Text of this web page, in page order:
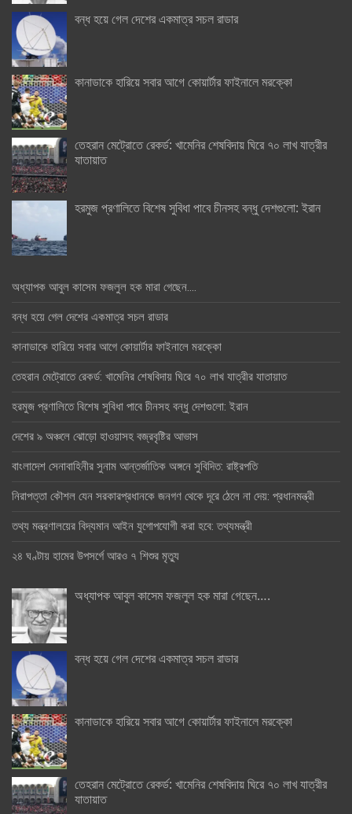
বন্ধ হয়ে গেল দেশের একমাত্র সচল রাডার
কানাডাকে হারিয়ে সবার আগে কোয়ার্টার ফাইনালে মরক্কো
তেহরান মেট্রোতে রেকর্ড: খামেনির শেষবিদায় ঘিরে ৭০ লাখ যাত্রীর
যাতায়াত
হরমুজ প্রণালিতে বিশেষ সুবিধা পাবে চীনসহ বন্ধু দেশগুলো: ইরান
অধ্যাপক আবুল কাসেম ফজলুল হক মারা গেছেন….
বন্ধ হয়ে গেল দেশের একমাত্র সচল রাডার
কানাডাকে হারিয়ে সবার আগে কোয়ার্টার ফাইনালে মরক্কো
তেহরান মেট্রোতে রেকর্ড: খামেনির শেষবিদায় ঘিরে ৭০ লাখ যাত্রীর যাতায়াত
হরমুজ প্রণালিতে বিশেষ সুবিধা পাবে চীনসহ বন্ধু দেশগুলো: ইরান
দেশের ৯ অঞ্চলে ঝোড়ো হাওয়াসহ বজ্রবৃষ্টির আভাস
বাংলাদেশ সেনাবাহিনীর সুনাম আন্তর্জাতিক অঙ্গনে সুবিদিত: রাষ্ট্রপতি
নিরাপত্তা কৌশল যেন সরকারপ্রধানকে জনগণ থেকে দূরে ঠেলে না দেয়: প্রধানমন্ত্রী
তথ্য মন্ত্রণালয়ের বিদ্যমান আইন যুগোপযোগী করা হবে: তথ্যমন্ত্রী
২৪ ঘণ্টায় হামের উপসর্গে আরও ৭ শিশুর মৃত্যু
অধ্যাপক আবুল কাসেম ফজলুল হক মারা গেছেন….
বন্ধ হয়ে গেল দেশের একমাত্র সচল রাডার
কানাডাকে হারিয়ে সবার আগে কোয়ার্টার ফাইনালে মরক্কো
তেহরান মেট্রোতে রেকর্ড: খামেনির শেষবিদায় ঘিরে ৭০ লাখ যাত্রীর
যাতায়াত